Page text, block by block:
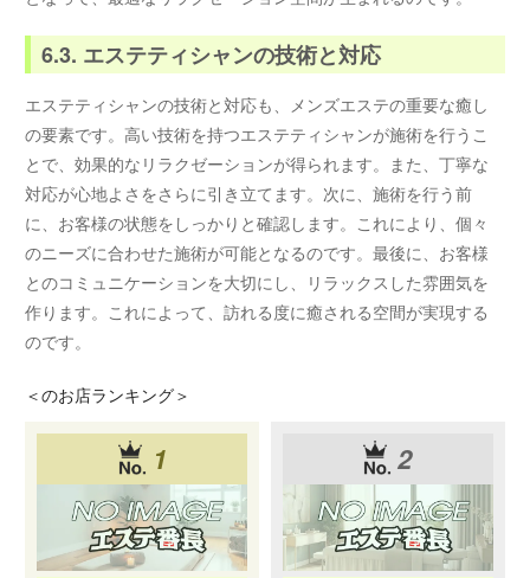
6.3. エステティシャンの技術と対応
エステティシャンの技術と対応も、メンズエステの重要な癒し
の要素です。高い技術を持つエステティシャンが施術を行うこ
とで、効果的なリラクゼーションが得られます。また、丁寧な
対応が心地よさをさらに引き立てます。次に、施術を行う前
に、お客様の状態をしっかりと確認します。これにより、個々
のニーズに合わせた施術が可能となるのです。最後に、お客様
とのコミュニケーションを大切にし、リラックスした雰囲気を
作ります。これによって、訪れる度に癒される空間が実現する
のです。
＜のお店ランキング＞
1 2